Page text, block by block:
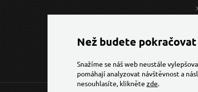
Než budete pokračovat
Snažíme se náš web neustále
pomáhají analyzovat návštěvnost a
nesouhlasíte, klikněte zde.